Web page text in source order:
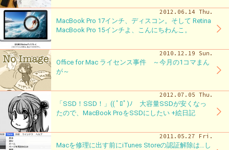
2012.06.14 Thu.
MacBook Pro 17インチ、ディスコン。そして Retina
MacBook Pro 15インチよ、こんにちわんこ。
2010.12.19 Sun.
Office for Mac ライセンス事件 ～今月の1コマまん
が～
2012.07.05 Thu.
「SSD！SSD！」(( ﾟﾛﾟ)ﾉ 大容量SSDが安くなっ
たので、MacBook ProをSSDにしたい +絵日記
2011.05.27 Fri.
Macを修理に出す前にiTunes Storeの認証解除は…し